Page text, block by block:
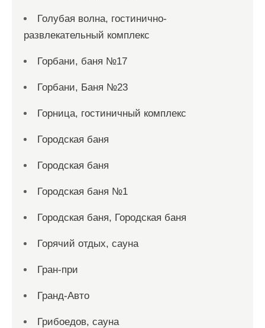
Голубая волна, гостинично-
развлекательный комплекс
Горбани, баня №17
Горбани, Баня №23
Горница, гостиничный комплекс
Городская баня
Городская баня
Городская баня №1
Городская баня, Городская баня
Горячий отдых, сауна
Гран-при
Гранд-Авто
Грибоедов, сауна